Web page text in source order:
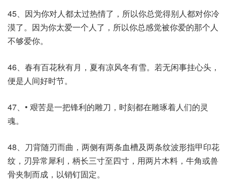
45、因为你对人都太过热情了，所以你总觉得别人都对你冷
漠了。因为你太爱一个人了，所以你总感觉被你爱的那个人
不够爱你。
46、春有百花秋有月，夏有凉风冬有雪。若无闲事挂心头，
便是人间好时节。
47、• 艰苦是一把锋利的雕刀，时刻都在雕琢着人们的灵
魂。
48、刀背随刃而曲，两侧有两条血槽及两条纹波形指甲印花
纹，刃异常犀利，柄长三寸至四寸，用两片木料，牛角或兽
骨夹制而成，以销钉固定。